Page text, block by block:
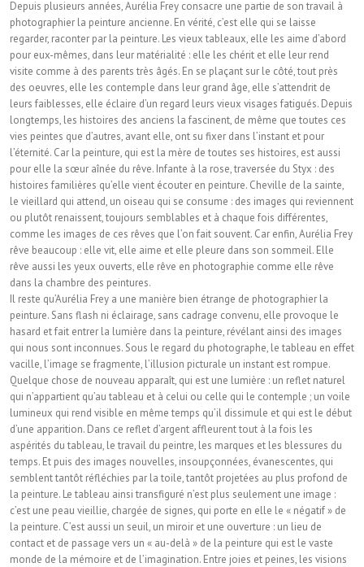
Depuis plusieurs années, Aurélia Frey consacre une partie de son travail à
photographier la peinture ancienne. En vérité, c’est elle qui se laisse
regarder, raconter par la peinture. Les vieux tableaux, elle les aime d’abord
pour eux-mêmes, dans leur matérialité : elle les chérit et elle leur rend
visite comme à des parents très âgés. En se plaçant sur le côté, tout près
des oeuvres, elle les contemple dans leur grand âge, elle s’attendrit de
leurs faiblesses, elle éclaire d’un regard leurs vieux visages fatigués. Depuis
longtemps, les histoires des anciens la fascinent, de même que toutes ces
vies peintes que d’autres, avant elle, ont su fixer dans l’instant et pour
l’éternité. Car la peinture, qui est la mère de toutes ses histoires, est aussi
pour elle la sœur aînée du rêve. Infante à la rose, traversée du Styx : des
histoires familières qu’elle vient écouter en peinture. Cheville de la sainte,
le vieillard qui attend, un oiseau qui se consume : des images qui reviennent
ou plutôt renaissent, toujours semblables et à chaque fois différentes,
comme les images de ces rêves que l’on fait souvent. Car enfin, Aurélia Frey
rêve beaucoup : elle vit, elle aime et elle pleure dans son sommeil. Elle
rêve aussi les yeux ouverts, elle rêve en photographie comme elle rêve
dans la chambre des peintures.
Il reste qu’Aurélia Frey a une manière bien étrange de photographier la
peinture. Sans flash ni éclairage, sans cadrage convenu, elle provoque le
hasard et fait entrer la lumière dans la peinture, révélant ainsi des images
qui nous sont inconnues. Sous le regard du photographe, le tableau en effet
vacille, l’image se fragmente, l’illusion picturale un instant est rompue.
Quelque chose de nouveau apparaît, qui est une lumière : un reflet naturel
qui n’appartient qu’au tableau et à celui ou celle qui le contemple ; un voile
lumineux qui rend visible en même temps qu’il dissimule et qui est le début
d’une apparition. Dans ce reflet d’argent affleurent tout à la fois les
aspérités du tableau, le travail du peintre, les marques et les blessures du
temps. Et puis des images nouvelles, insoupçonnées, évanescentes, qui
semblent tantôt réfléchies par la toile, tantôt projetées au plus profond de
la peinture. Le tableau ainsi transfiguré n’est plus seulement une image :
c’est une peau vieillie, chargée de signes, qui porte en elle le « négatif » de
la peinture. C’est aussi un seuil, un miroir et une ouverture : un lieu de
contact et de passage vers un « au-delà » de la peinture qui est le vaste
monde de la mémoire et de l’imagination. Entre joies et peines, les visions